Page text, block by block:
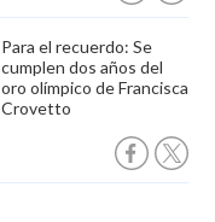
Para el recuerdo: Se
cumplen dos años del
oro olímpico de Francisca
Crovetto